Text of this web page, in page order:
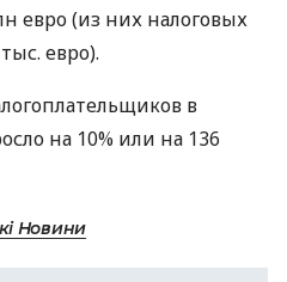
евро (из них налоговых
евро).
в
на 10% или на 136
Новини